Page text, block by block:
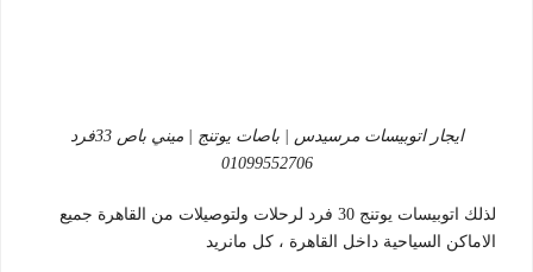
ايجار اتوبيسات مرسيدس | باصات يوتنج | ميني باص 33فرد
01099552706
لذلك اتوبيسات يوتنج 30 فرد لرحلات ولتوصيلات من القاهرة جميع
الاماكن السياحية داخل القاهرة ، كل مانريد